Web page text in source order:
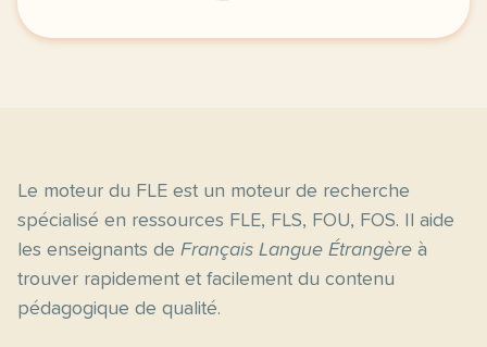
image pixabay comvideo player is loading
Le moteur du FLE est un moteur de recherche
spécialisé en ressources FLE, FLS, FOU, FOS. Il aide
les enseignants de Français Langue Étrangère à
trouver rapidement et facilement du contenu
pédagogique de qualité.